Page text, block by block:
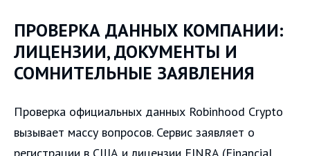
ПРОВЕРКА ДАННЫХ КОМПАНИИ:
ЛИЦЕНЗИИ, ДОКУМЕНТЫ И
СОМНИТЕЛЬНЫЕ ЗАЯВЛЕНИЯ
Проверка официальных данных Robinhood Crypto
вызывает массу вопросов. Сервис заявляет о